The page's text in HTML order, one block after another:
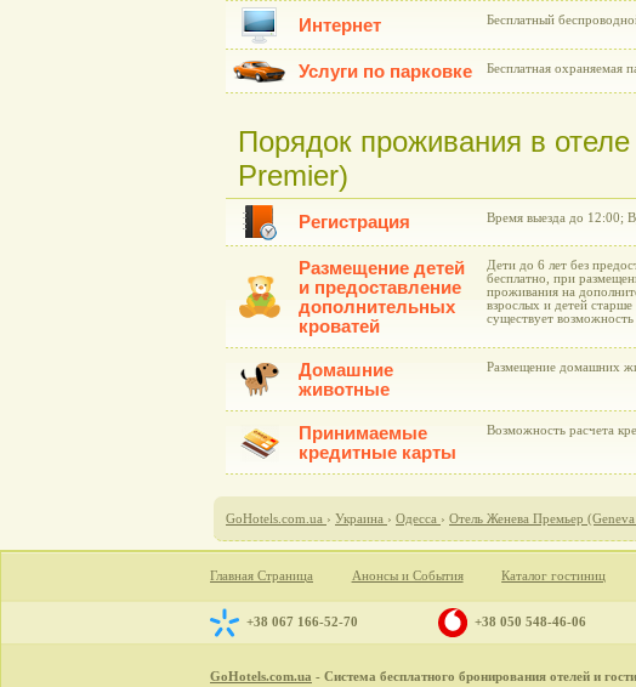
Интернет Бесплатный
Услуги по парковке Бесплатная охраняемая
Порядок проживания в
Premier)
Регистрация Время выезда до 12:00;
Размещение детей
и предоставление
дополнительных
кроватей
Дети до 6 лет без
бесплатно, при
проживания на
взрослых и детей
существует
Домашние
животные
Размещение домашних
Принимаемые
кредитные карты
Возможность расчета
GoHotels.com.ua › Украина › Одесса › Отель Женева Премьер
Главная Страница Анонсы и События Каталог гостиниц
+38 067 166-52-70 +38 050 548-46-06
GoHotels.com.ua - Система бесплатного бронирования отелей и